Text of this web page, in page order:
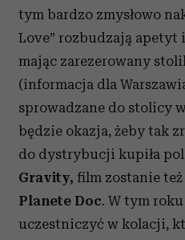
tym bardzo zmysłowo
Love” rozbudzają apetyt
mając zarezerowany
(informacja dla
sprowadzane do stolicy
będzie okazja, żeby tak
do dystrybucji kupiła
Gravity, film zostanie
Planete Doc. W tym roku
uczestniczyć w kolacji,